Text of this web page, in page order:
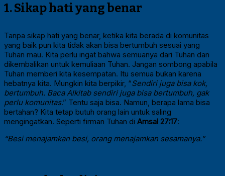
1. Sikap hati yang benar
Tanpa sikap hati yang benar, ketika kita berada di komunitas
yang baik pun kita tidak akan bisa bertumbuh sesuai yang
Tuhan mau. Kita perlu ingat bahwa semuanya dari Tuhan dan
dikembalikan untuk kemuliaan Tuhan. Jangan sombong apabila
Tuhan memberi kita kesempatan. Itu semua bukan karena
hebatnya kita. Mungkin kita berpikir, “Sendiri juga bisa kok,
bertumbuh. Baca Alkitab sendiri juga bisa bertumbuh, gak
perlu komunitas.” Tentu saja bisa. Namun, berapa lama bisa
bertahan? Kita tetap butuh orang lain untuk saling
mengingatkan. Seperti firman Tuhan di Amsal 27:17:
“Besi menajamkan besi, orang menajamkan sesamanya.”